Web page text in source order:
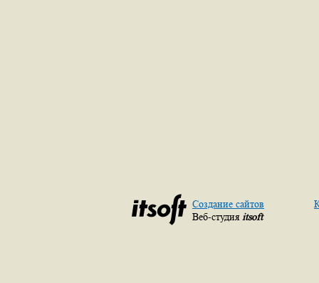
Создание сайтов
Веб-студия itsoft